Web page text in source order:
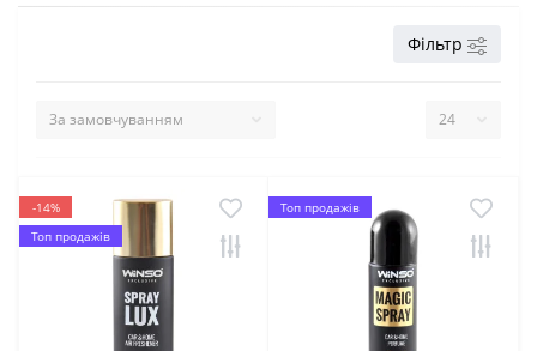
Фільтр
-14%
Топ продажів
Топ продажів